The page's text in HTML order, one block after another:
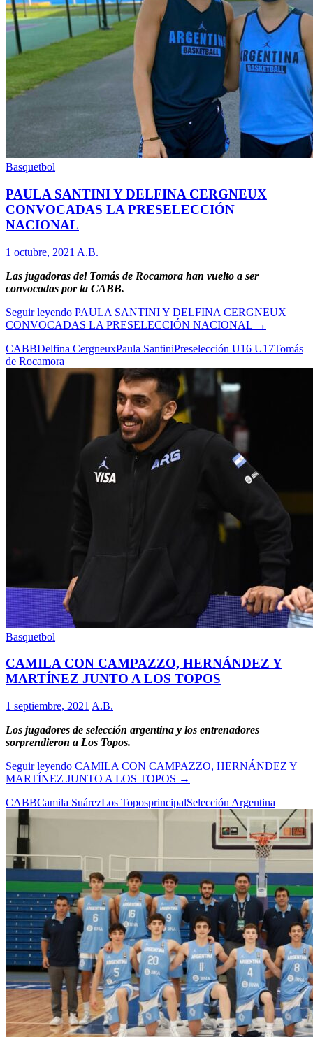
Basquetbol
PAULA SANTINI Y DELFINA CERGNEUX
CONVOCADAS LA PRESELECCIÓN
NACIONAL
1 octubre, 2021 A.B.
Las jugadoras del Tomás de Rocamora han vuelto a ser
convocadas por la CABB.
Seguir leyendo PAULA SANTINI Y DELFINA CERGNEUX
CONVOCADAS LA PRESELECCIÓN NACIONAL →
CABBDelfina CergneuxPaula SantiniPreselección U16 U17Tomás
de Rocamora
Basquetbol
CAMILA CON CAMPAZZO, HERNÁNDEZ Y
MARTÍNEZ JUNTO A LOS TOPOS
1 septiembre, 2021 A.B.
Los jugadores de selección argentina y los entrenadores
sorprendieron a Los Topos.
Seguir leyendo CAMILA CON CAMPAZZO, HERNÁNDEZ Y
MARTÍNEZ JUNTO A LOS TOPOS →
CABBCamila SuárezLos ToposprincipalSelección Argentina